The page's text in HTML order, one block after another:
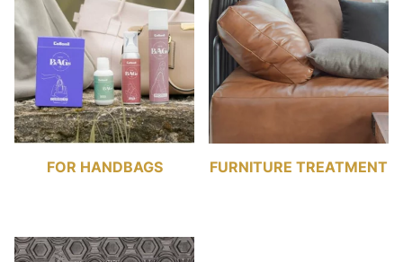
FOR HANDBAGS FURNITURE TREATMENT